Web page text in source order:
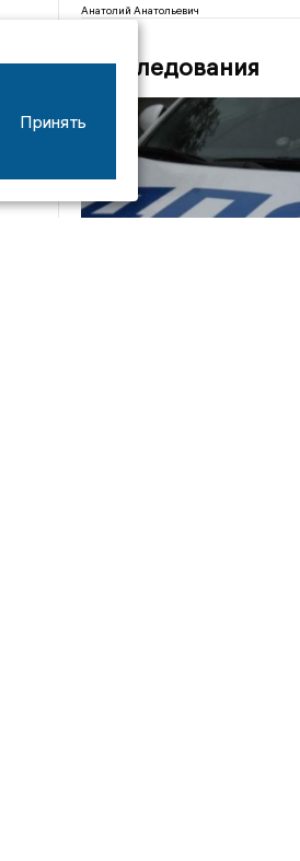
Анатолий Анатольевич
Расследования
Принять